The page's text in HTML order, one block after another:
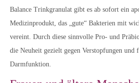
Balance Trinkgranulat gibt es ab sofort ein
Medizinprodukt, das „gute“ Bakterien mit
vereint. Durch diese sinnvolle Pro- und
die Neuheit gezielt gegen Verstopfungen und
Darmfunktion.